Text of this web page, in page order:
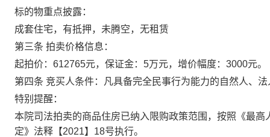
标的物重点披露：
成套住宅，有抵押，未腾空，无租赁
第三条 拍卖价格信息：
起拍价： 612765元，保证金： 5万元，增价幅度： 3000元。
第四条 竞买人条件：凡具备完全民事行为能力的自然人、
特别提醒：
本院司法拍卖的商品住房已纳入限购政策范围，按照《最高
定》法释【2021】18号执行。